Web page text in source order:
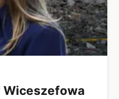
Wiceszefowa